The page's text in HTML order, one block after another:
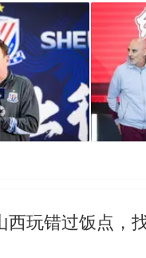
西玩错过饭点，